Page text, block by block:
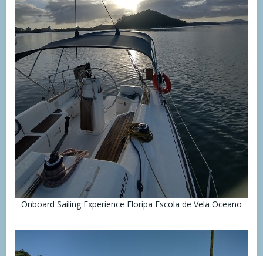
Onboard Sailing Experience Floripa Escola de Vela Oceano